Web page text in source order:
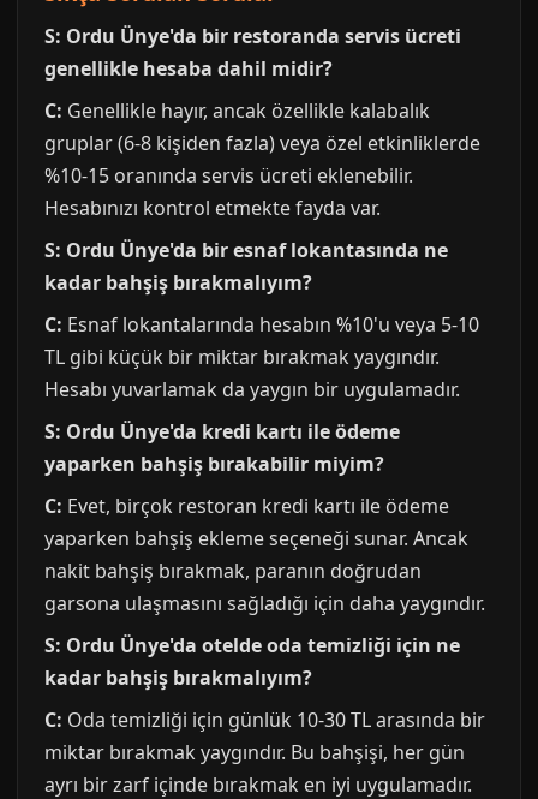
S: Ordu Ünye'da bir restoranda servis ücreti
genellikle hesaba dahil midir?
C: Genellikle hayır, ancak özellikle kalabalık
gruplar (6-8 kişiden fazla) veya özel etkinliklerde
%10-15 oranında servis ücreti eklenebilir.
Hesabınızı kontrol etmekte fayda var.
S: Ordu Ünye'da bir esnaf lokantasında ne
kadar bahşiş bırakmalıyım?
C: Esnaf lokantalarında hesabın %10'u veya 5-10
TL gibi küçük bir miktar bırakmak yaygındır.
Hesabı yuvarlamak da yaygın bir uygulamadır.
S: Ordu Ünye'da kredi kartı ile ödeme
yaparken bahşiş bırakabilir miyim?
C: Evet, birçok restoran kredi kartı ile ödeme
yaparken bahşiş ekleme seçeneği sunar. Ancak
nakit bahşiş bırakmak, paranın doğrudan
garsona ulaşmasını sağladığı için daha yaygındır.
S: Ordu Ünye'da otelde oda temizliği için ne
kadar bahşiş bırakmalıyım?
C: Oda temizliği için günlük 10-30 TL arasında bir
miktar bırakmak yaygındır. Bu bahşişi, her gün
ayrı bir zarf içinde bırakmak en iyi uygulamadır.